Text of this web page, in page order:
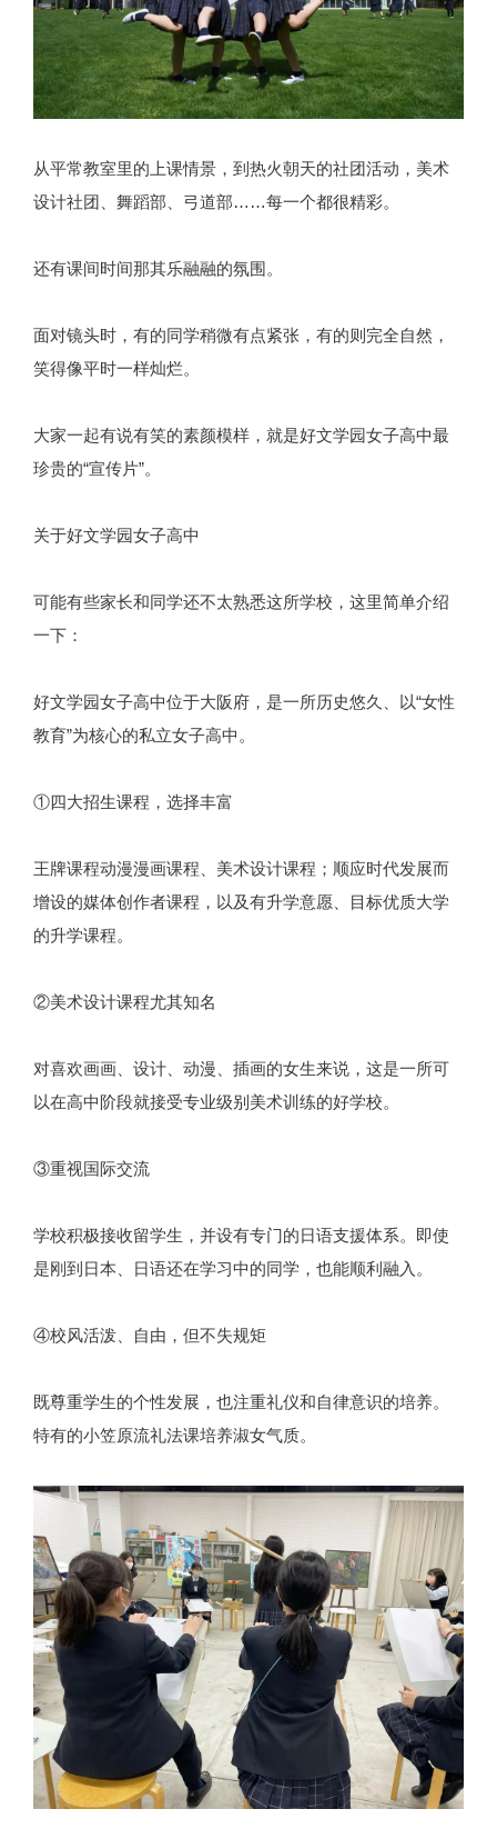
从平常教室里的上课情景，到热火朝天的社团活动，美术
设计社团、舞蹈部、弓道部……每一个都很精彩。
还有课间时间那其乐融融的氛围。
面对镜头时，有的同学稍微有点紧张，有的则完全自然，
笑得像平时一样灿烂。
大家一起有说有笑的素颜模样，就是好文学园女子高中最
珍贵的“宣传片”。
关于好文学园女子高中
可能有些家长和同学还不太熟悉这所学校，这里简单介绍
一下：
好文学园女子高中位于大阪府，是一所历史悠久、以“女性
教育”为核心的私立女子高中。
①四大招生课程，选择丰富
王牌课程动漫漫画课程、美术设计课程；顺应时代发展而
增设的媒体创作者课程，以及有升学意愿、目标优质大学
的升学课程。
②美术设计课程尤其知名
对喜欢画画、设计、动漫、插画的女生来说，这是一所可
以在高中阶段就接受专业级别美术训练的好学校。
③重视国际交流
学校积极接收留学生，并设有专门的日语支援体系。即使
是刚到日本、日语还在学习中的同学，也能顺利融入。
④校风活泼、自由，但不失规矩
既尊重学生的个性发展，也注重礼仪和自律意识的培养。
特有的小笠原流礼法课培养淑女气质。